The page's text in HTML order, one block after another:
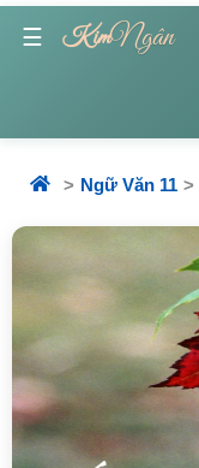
☰ KimNgân
Ngữ Văn 11